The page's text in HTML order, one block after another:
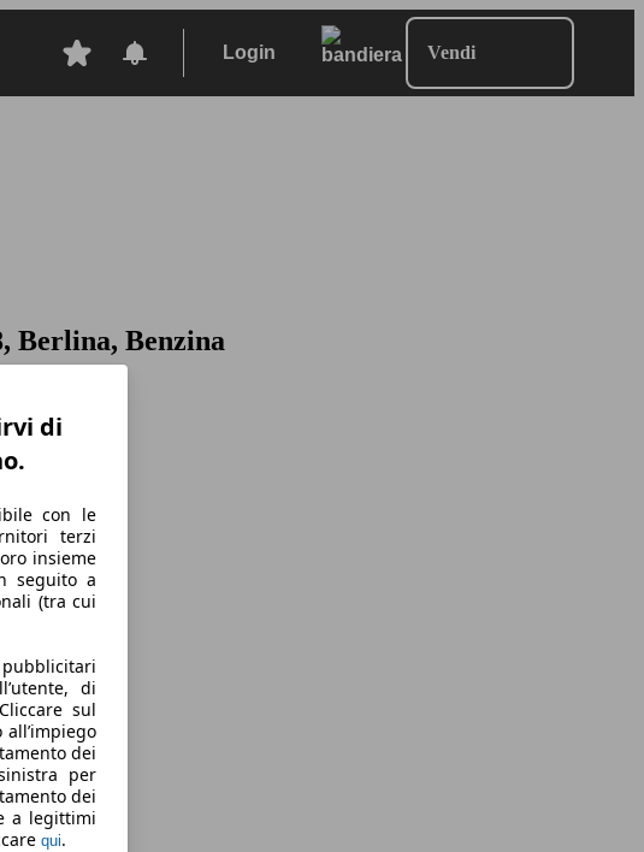
Login Vendi
Berlina, Benzina
di
con le
terzi
insieme
seguito a
(tra cui
di
sul
dei
per
dei
a legittimi
qui.